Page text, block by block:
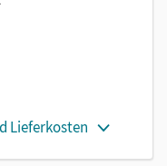
Lieferkosten